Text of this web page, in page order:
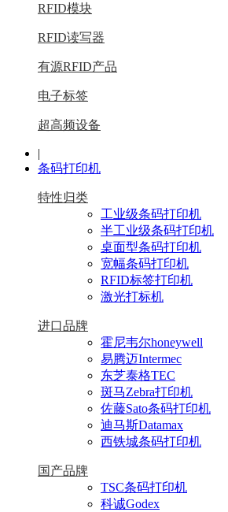
RFID模块
RFID读写器
有源RFID产品
电子标签
超高频设备
|
条码打印机
特性归类
工业级条码打印机
半工业级条码打印机
桌面型条码打印机
宽幅条码打印机
RFID标签打印机
激光打标机
进口品牌
霍尼韦尔honeywell
易腾迈Intermec
东芝泰格TEC
斑马Zebra打印机
佐藤Sato条码打印机
迪马斯Datamax
西铁城条码打印机
国产品牌
TSC条码打印机
科诚Godex